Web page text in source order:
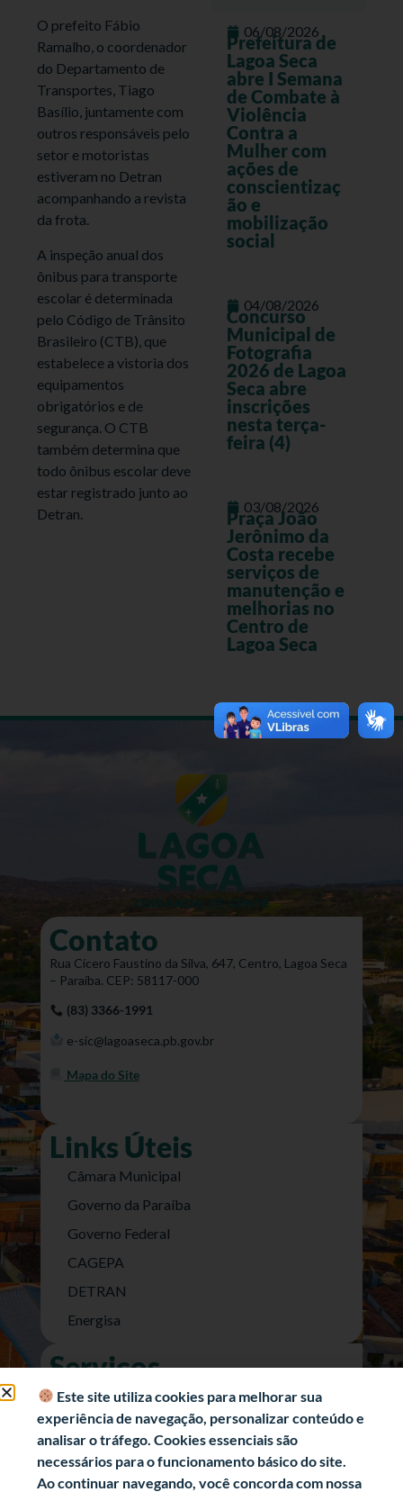
O prefeito Fábio
Ramalho, o coordenador
do Departamento de
Transportes, Tiago
Basílio, juntamente com
outros responsáveis pelo
setor e motoristas
estiveram no Detran
acompanhando a revista
da frota.
A inspeção anual dos
ônibus para transporte
escolar é determinada
pelo Código de Trânsito
Brasileiro (CTB), que
estabelece a vistoria dos
equipamentos
obrigatórios e de
segurança. O CTB
também determina que
todo ônibus escolar deve
estar registrado junto ao
Detran.
06/08/2026
Prefeitura de
Lagoa Seca
abre I Semana
de Combate à
Violência
Contra a
Mulher com
ações de
conscientizaç
ão e
mobilização
social
04/08/2026
Concurso
Municipal de
Fotografia
2026 de Lagoa
Seca abre
inscrições
nesta terça-
feira (4)
03/08/2026
Praça João
Jerônimo da
Costa recebe
serviços de
manutenção e
melhorias no
Centro de
Lagoa Seca
Contato
Rua Cícero Faustino da Silva, 647, Centro, Lagoa Seca
– Paraíba. CEP: 58117-000
(83) 3366-1991
e-sic@lagoaseca.pb.gov.br
Mapa do Site
Links Úteis
Câmara Municipal
Governo da Paraíba
Governo Federal
CAGEPA
DETRAN
Energisa
Serviços
Nota Fiscal Eletrônica
e-SIC (Acesso a Informação)
Transparência Fiscal
História
Este site utiliza cookies para melhorar sua
experiência de navegação, personalizar conteúdo e
analisar o tráfego. Cookies essenciais são
necessários para o funcionamento básico do site.
Ao continuar navegando, você concorda com nossa